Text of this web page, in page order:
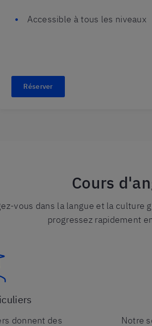
Accessible à tous les niveaux
Réserver
Cours
vous dans la langue et la culture
progressez rapidement
donnent des Notre